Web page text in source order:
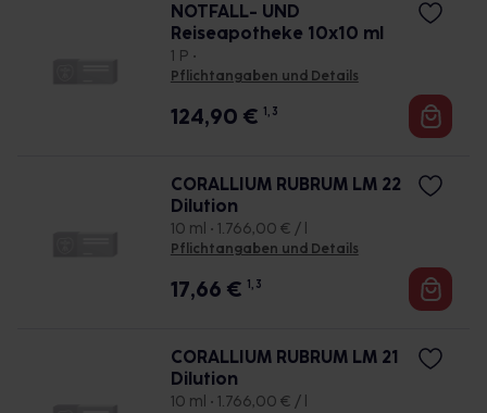
NOTFALL- UND
Reiseapotheke 10x10 ml
1 P •
Pflichtangaben und Details
124,90 € 1, 3
CORALLIUM RUBRUM LM 22
Dilution
10 ml • 1.766,00 € / l
Pflichtangaben und Details
17,66 € 1, 3
CORALLIUM RUBRUM LM 21
Dilution
10 ml • 1.766,00 € / l